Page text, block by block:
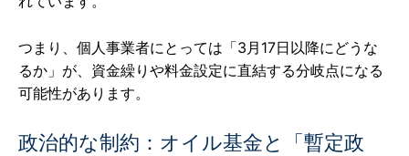
つまり、個人事業者にとっては「3月17日以降にどうな
るか」が、資金繰りや料金設定に直結する分岐点になる
可能性があります。
政治的な制約：オイル基金と「暫定政